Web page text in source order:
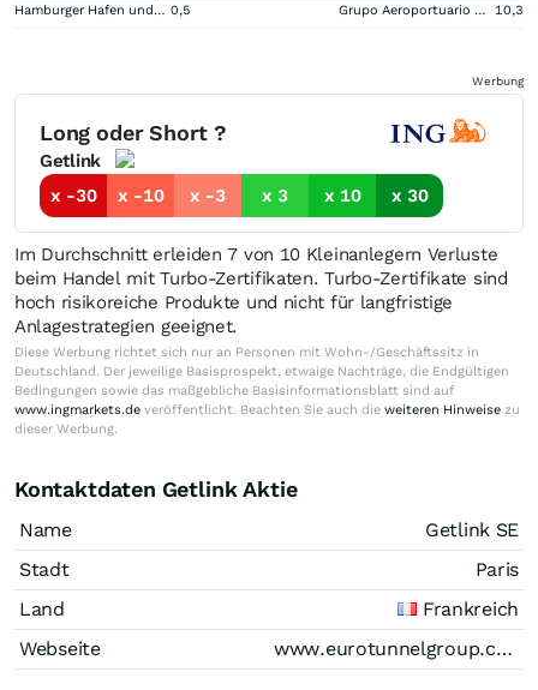
Hamburger Hafen und Logistik 0,5 Grupo Aeroportuario del Centro Norte SAB de CV (B) (B) 10,3
Werbung
Long oder Short ?
Getlink
x -30
x -10 x -3 x 3 x 10 x 30
Im Durchschnitt erleiden 7 von 10 Kleinanlegern Verluste
beim Handel mit Turbo-Zertifikaten. Turbo-Zertifikate sind
hoch risikoreiche Produkte und nicht für langfristige
Anlagestrategien geeignet.
Diese Werbung richtet sich nur an Personen mit Wohn-/Geschäftssitz in
Deutschland. Der jeweilige Basisprospekt, etwaige Nachträge, die Endgültigen
Bedingungen sowie das maßgebliche Basisinformationsblatt sind auf
www.ingmarkets.de veröffentlicht. Beachten Sie auch die weiteren Hinweise zu
dieser Werbung.
Kontaktdaten Getlink Aktie
Name
Getlink SE
Stadt
Paris
Land
Frankreich
Webseite
www.eurotunnelgroup.com